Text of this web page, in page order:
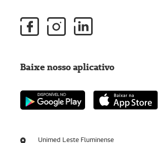
Unimed Leste Fluminense
Baixe nosso aplicativo